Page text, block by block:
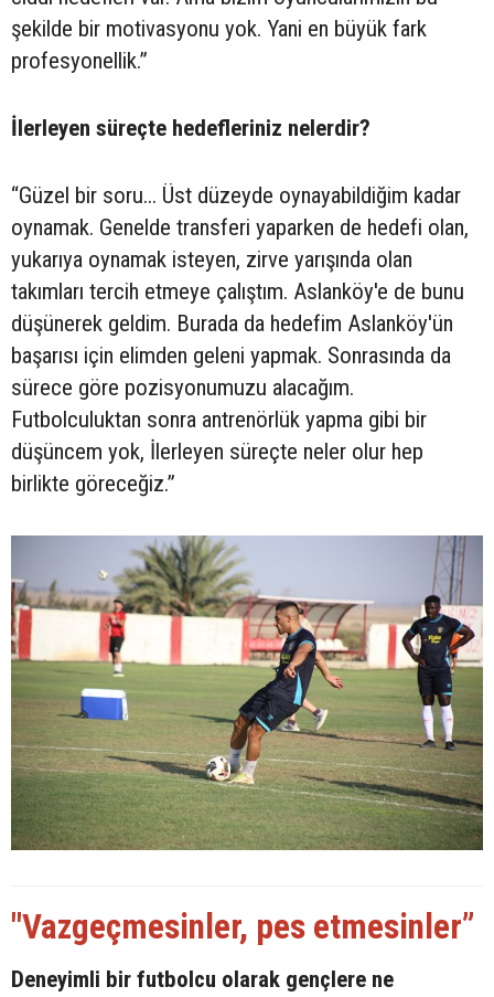
şekilde bir motivasyonu yok. Yani en büyük fark
profesyonellik.”
İlerleyen süreçte hedefleriniz nelerdir?
“Güzel bir soru... Üst düzeyde oynayabildiğim kadar
oynamak. Genelde transferi yaparken de hedefi olan,
yukarıya oynamak isteyen, zirve yarışında olan
takımları tercih etmeye çalıştım. Aslanköy'e de bunu
düşünerek geldim. Burada da hedefim Aslanköy'ün
başarısı için elimden geleni yapmak. Sonrasında da
sürece göre pozisyonumuzu alacağım.
Futbolculuktan sonra antrenörlük yapma gibi bir
düşüncem yok, İlerleyen süreçte neler olur hep
birlikte göreceğiz.”
"Vazgeçmesinler, pes etmesinler”
Deneyimli bir futbolcu olarak gençlere ne